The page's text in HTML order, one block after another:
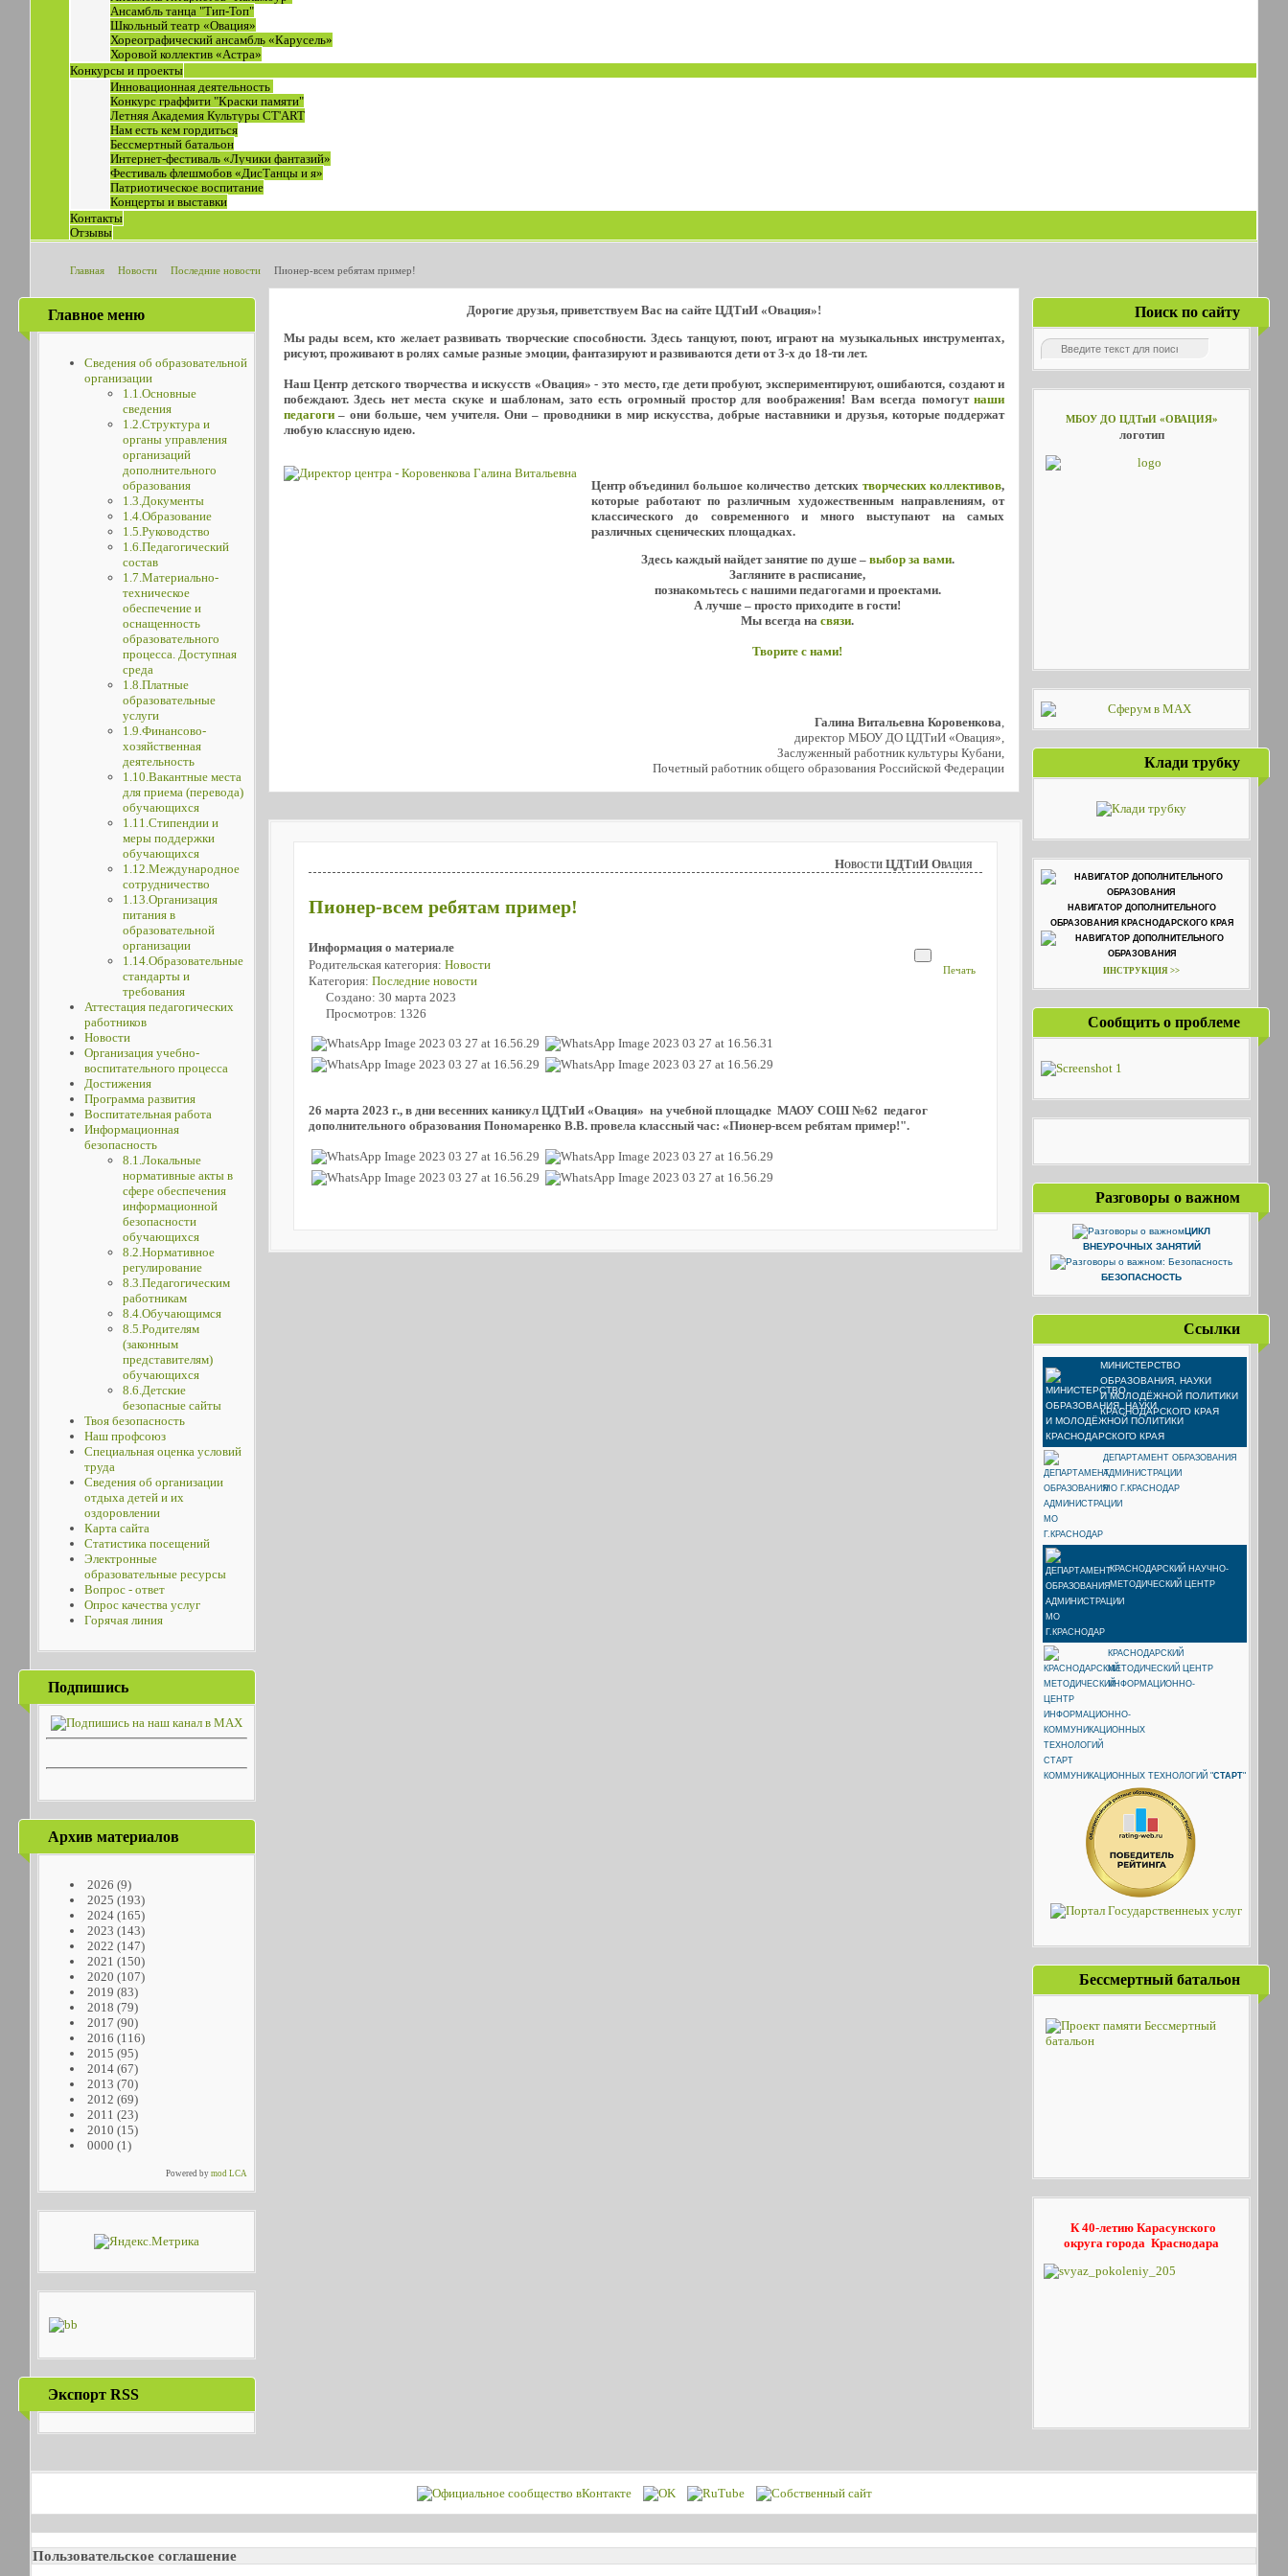
Ансамбль танца "Тип-Топ"
Школьный театр «Овация»
Хореографический ансамбль «Карусель»
Хоровой коллектив «Астра»
Конкурсы и проекты
Инновационная деятельность
Конкурс граффити "Краски памяти"
Летняя Академия Культуры СТ'ART
Нам есть кем гордиться
Бессмертный батальон
Интернет-фестиваль «Лучики фантазий»
Фестиваль флешмобов «ДисТанцы и я»
Патриотическое воспитание
Концерты и выставки
Контакты
Отзывы
Главная Новости Последние новости Пионер-всем ребятам пример!
Главное меню
Сведения об образовательной
организации
1.1.Основные
сведения
1.2.Структура и
органы управления
организаций
дополнительного
образования
1.3.Документы
1.4.Образование
1.5.Руководство
1.6.Педагогический
состав
1.7.Материально-
техническое
обеспечение и
оснащенность
образовательного
процесса. Доступная
среда
1.8.Платные
образовательные
услуги
1.9.Финансово-
хозяйственная
деятельность
1.10.Вакантные места
для приема (перевода)
обучающихся
1.11.Стипендии и
меры поддержки
обучающихся
1.12.Международное
сотрудничество
1.13.Организация
питания в
образовательной
организации
1.14.Образовательные
стандарты и
требования
Аттестация педагогических
работников
Новости
Организация учебно-
воспитательного процесса
Достижения
Программа развития
Воспитательная работа
Информационная
безопасность
8.1.Локальные
нормативные акты в
сфере обеспечения
информационной
безопасности
обучающихся
8.2.Нормативное
регулирование
8.3.Педагогическим
работникам
8.4.Обучающимся
8.5.Родителям
(законным
представителям)
обучающихся
8.6.Детские
безопасные сайты
Твоя безопасность
Наш профсоюз
Специальная оценка условий
труда
Сведения об организации
отдыха детей и их
оздоровлении
Карта сайта
Статистика посещений
Электронные
образовательные ресурсы
Вопрос - ответ
Опрос качества услуг
Горячая линия
Подпишись
Архив материалов
2026 (9)
2025 (193)
2024(165)
2023 (143)
2022 (147)
2021 (150)
2020 (107)
2019 (83)
2018 (79)
2017 (90)
2016 (116)
2015 (95)
2014(67)
2013 (70)
2012 (69)
2011 (23)
2010 (15)
0000 (1)
Powered bymod LCA
Экспорт RSS
Дорогие друзья, приветствуем Вас на сайте ЦДТиИ «Овация»!
Мы рады всем, кто желает развивать творческие способности. Здесь танцуют, поют, играют на музыкальных инструментах,
рисуют, проживают в ролях самые разные эмоции, фантазируют и развиваются дети от 3-х до 18-ти лет.
Наш Центр детского творчества и искусств «Овация» - это место, где дети пробуют, экспериментируют, ошибаются, создают и
побеждают. Здесь нет места скуке и шаблонам, зато есть огромный простор для воображения! Вам всегда помогутнаши
педагоги– они больше, чем учителя. Они – проводники в мир искусства, добрые наставники и друзья, которые поддержат
любую классную идею.
Центр объединил большое количество детских творческих коллективов,
которые работают по различным художественным направлениям, от
классического до современного и много выступают на самых
различных сценических площадках.
Здесь каждый найдет занятие по душе – выбор за вами.
Загляните в расписание,
познакомьтесь с нашими педагогами и проектами.
А лучше – просто приходите в гости!
Мы всегда насвязи.
Творите с нами!
Галина Витальевна Коровенкова,
директор МБОУ ДО ЦДТиИ «Овация»,
Заслуженный работник культуры Кубани,
Почетный работник общего образования Российской Федерации
Новости ЦДТиИ Овация
Пионер-всем ребятам пример!
Печать
Информация о материале
Родительская категория: Новости
Категория: Последние новости
Создано: 30 марта 2023
Просмотров: 1326
26 марта 2023 г., в дни весенних каникул ЦДТиИ «Овация» на учебной площадке МАОУ СОШ №62 педагог
дополнительного образования Пономаренко В.В. провела классный час: «Пионер-всем ребятам пример!".
Поиск по сайту
МБОУ ДО ЦДТиИ «ОВАЦИЯ»
логотип
Клади трубку
НАВИГАТОР ДОПОЛНИТЕЛЬНОГО
ОБРАЗОВАНИЯ КРАСНОДАРСКОГО КРАЯ
ИНСТРУКЦИЯ >>
Сообщить о проблеме
Разговоры о важном
ЦИКЛ
ВНЕУРОЧНЫХ ЗАНЯТИЙ
БЕЗОПАСНОСТЬ
Ссылки
МИНИСТЕРСТВО
ОБРАЗОВАНИЯ, НАУКИ
И МОЛОДЁЖНОЙ ПОЛИТИКИ
КРАСНОДАРСКОГО КРАЯ
ДЕПАРТАМЕНТ ОБРАЗОВАНИЯ
АДМИНИСТРАЦИИ
МО Г.КРАСНОДАР
КРАСНОДАРСКИЙ НАУЧНО-
МЕТОДИЧЕСКИЙ ЦЕНТР
КРАСНОДАРСКИЙ
МЕТОДИЧЕСКИЙ ЦЕНТР
ИНФОРМАЦИОННО-
КОММУНИКАЦИОННЫХ ТЕХНОЛОГИЙ "СТАРТ"
Бессмертный батальон
К 40-летию Карасунского
округа города Краснодара
Пользовательское соглашение